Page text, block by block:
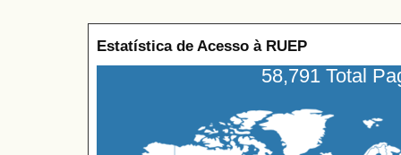
Estatística de Acesso à RUEP
58,791 Total